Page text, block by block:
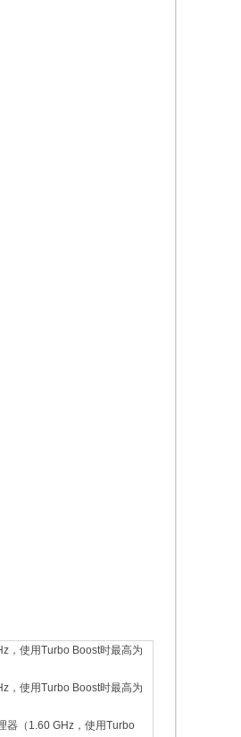
使用Turbo Boost时最高为
使用Turbo Boost时最高为
（1.60 GHz，使用Turbo